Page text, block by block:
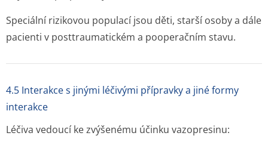
Speciální rizikovou populací jsou děti, starší osoby a dále
pacienti v posttraumatickém a pooperačním stavu.
4.5 Interakce s jinými léčivými přípravky a jiné formy
interakce
Léčiva vedoucí ke zvýšenému účinku vazopresinu: